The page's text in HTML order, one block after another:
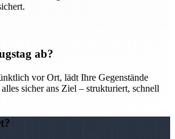
ab?
vor Ort, lädt Ihre Gegenstände
sicher ans Ziel – strukturiert, schnell